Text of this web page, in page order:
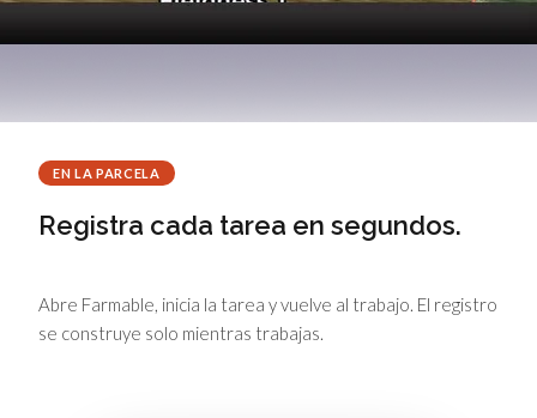
EN LA PARCELA
Registra cada tarea en segundos.
Abre Farmable, inicia la tarea y vuelve al trabajo. El registro
se construye solo mientras trabajas.